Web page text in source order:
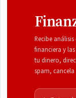
Recibe
financiera y
tu dinero,
spam,
Correo